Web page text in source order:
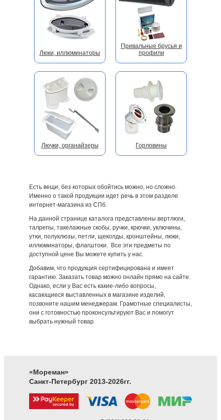
Люки, иллюминаторы
Привальные брусья и
профили
Лючки, органайзеры Горловины
Есть вещи, без которых обойтись можно, но сложно.
Именно о такой продукции идет речь в этом разделе
интернет-магазина из СПб.
На данной странице каталога представлены вертлюги,
талрепы, такелажные скобы, ручки, крючки, уключины,
утки, полуклюзы, петли, щеколды, кронштейны, люки,
иллюминаторы, флагштоки. Все эти предметы по
доступной цене Вы можете купить у нас.
Добавим, что продукция сертифицирована и имеет
гарантию. Заказать товар можно онлайн прямо на сайте.
Однако, если у Вас есть какие-либо вопросы,
касающиеся выставленных в магазине изделий,
позвоните нашим менеджерам. Грамотные специалисты,
они с готовностью проконсультируют Вас и помогут
выбрать нужный товар.
«Мореман»
Санкт-Петербург 2013-2026гг.